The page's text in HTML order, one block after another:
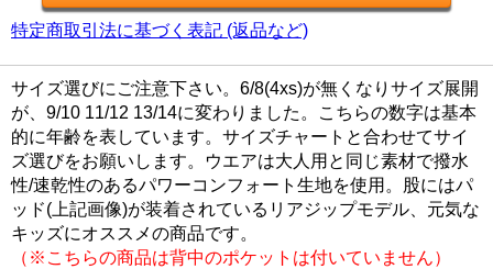
特定商取引法に基づく表記 (返品など)
サイズ選びにご注意下さい。6/8(4xs)が無くなりサイズ展開
が、9/10 11/12 13/14に変わりました。こちらの数字は基本
的に年齢を表しています。サイズチャートと合わせてサイ
ズ選びをお願いします。ウエアは大人用と同じ素材で撥水
性/速乾性のあるパワーコンフォート生地を使用。股にはパ
ッド(上記画像)が装着されているリアジップモデル、元気な
キッズにオススメの商品です。
（※こちらの商品は背中のポケットは付いていません）